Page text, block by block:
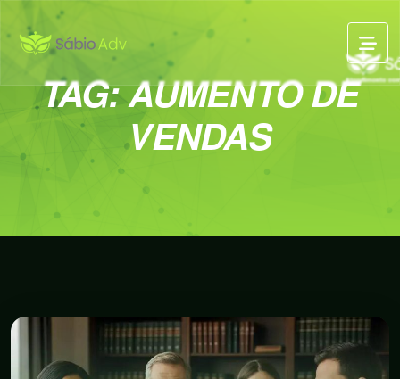
TAG:AUMENTO DE
VENDAS